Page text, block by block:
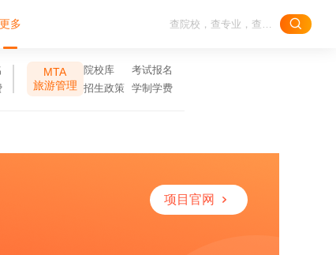
更多
MTA
旅游管理
院校库
考试报名
招生政策
学制学费
项目官网